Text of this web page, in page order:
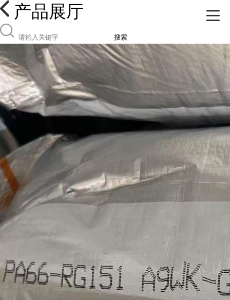
产品展厅
搜索